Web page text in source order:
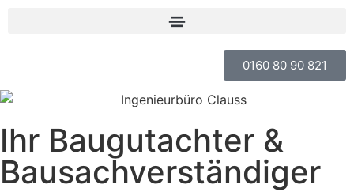
0160 80 90 821
Ihr Baugutachter &
Bausach­verständiger